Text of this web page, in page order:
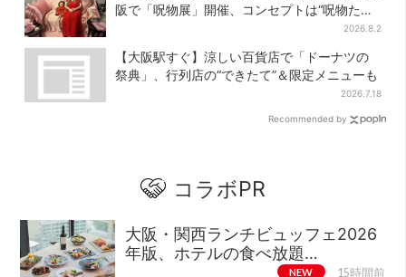
阪で「呪物展」開催、コンセプトは“呪物たち
2026.8.2
【大阪駅すぐ】涼しい百貨店で「ドーナツの
祭典」、行列店の“できたて”＆限定メニューも
2026.7.18
Recommended by
コラボPR
大阪・関西ランチビュッフェ2026
年版、ホテルの食べ放題…
NEW 15時間前